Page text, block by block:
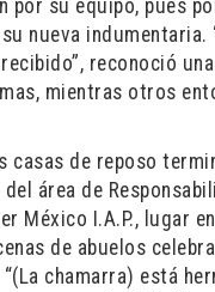
por su equipo, pues
nueva indumentaria.
reconoció
mientras otros
casas de reposo
área de
México I.A.P., lugar
de abuelos
chamarra) está